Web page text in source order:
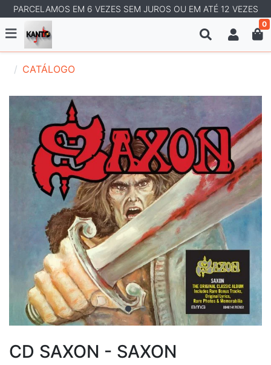
PARCELAMOS EM 6 VEZES SEM JUROS OU EM ATÉ 12 VEZES
0
CATÁLOGO
CD SAXON - SAXON